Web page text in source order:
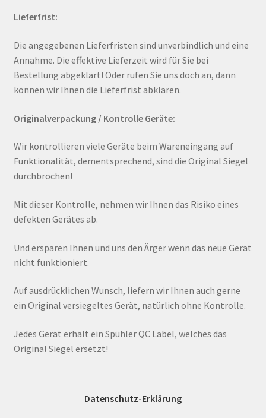
Lieferfrist:
Die angegebenen Lieferfristen sind unverbindlich und eine
Annahme. Die effektive Lieferzeit wird für Sie bei
Bestellung abgeklärt! Oder rufen Sie uns doch an, dann
können wir Ihnen die Lieferfrist abklären.
Originalverpackung / Kontrolle Geräte:
Wir kontrollieren viele Geräte beim Wareneingang auf
Funktionalität, dementsprechend, sind die Original Siegel
durchbrochen!
Mit dieser Kontrolle, nehmen wir Ihnen das Risiko eines
defekten Gerätes ab.
Und ersparen Ihnen und uns den Ärger wenn das neue Gerät
nicht funktioniert.
Auf ausdrücklichen Wunsch, liefern wir Ihnen auch gerne
ein Original versiegeltes Gerät, natürlich ohne Kontrolle.
Jedes Gerät erhält ein Spühler QC Label, welches das
Original Siegel ersetzt!
Datenschutz-Erklärung